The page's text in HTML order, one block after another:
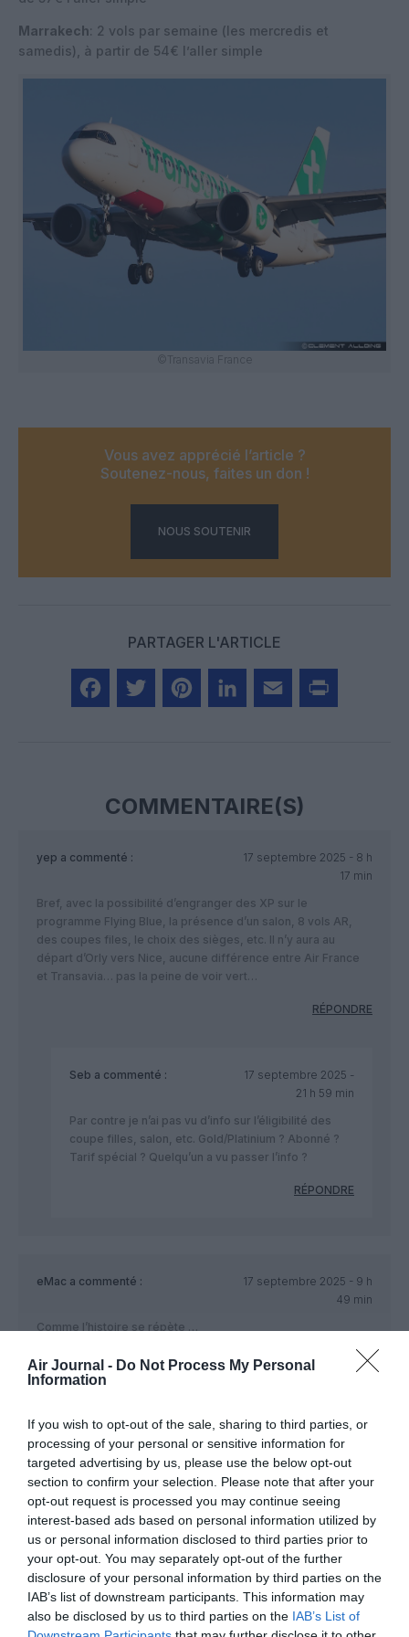
Air Journal - Do Not Process My Personal
Information
If you wish to opt-out of the sale, sharing to third parties, or
processing of your personal or sensitive information for
targeted advertising by us, please use the below opt-out
section to confirm your selection. Please note that after your
opt-out request is processed you may continue seeing
interest-based ads based on personal information utilized by
us or personal information disclosed to third parties prior to
your opt-out. You may separately opt-out of the further
disclosure of your personal information by third parties on the
IAB’s list of downstream participants. This information may
also be disclosed by us to third parties on the IAB’s List of
Marrakech: 2 vols par semaine (les mercredis et
samedis), à partir de 54€ l’aller simple
©Transavia France
Vous avez apprécié l’article ?
Soutenez-nous, faites un don !
NOUS SOUTENIR
PARTAGER L'ARTICLE
COMMENTAIRE(S)
yep a commenté :
17 septembre 2025 - 8 h
17 min
Bref, avec la possibilité d’engranger des XP sur le
programme Flying Blue, la présence d’un salon, 8 vols AR,
des coupes files, le choix des sièges, etc. Il n’y aura au
départ d’Orly vers Nice, aucune différence entre Air France
et Transavia… pas la peine de voir vert…
RÉPONDRE
Seb a commenté :
17 septembre 2025 -
21 h 59 min
Par contre je n’ai pas vu d’info sur l’éligibilité des
coupe filles, salon, etc. Gold/Platinium ? Abonné ?
Tarif spécial ? Quelqu’un a vu passer l’info ?
RÉPONDRE
eMac a commenté :
17 septembre 2025 - 9 h
49 min
Comme l’histoire se répète …
A l’ouverture de la base PN à TLS, il y avait 7 avions. Les
destinations étaient déjà pro ou prou celles que Transavia
L’utilisation des coques était la navette, principalement, la
semaine et les “loisirs” le weekend.
TLS-SVL fonctionnait très bien. Destination week-end mais
aussi la liaison entre deux sites d’Airbus la semaine. Des
avions toujours pleins et sans concurrence.
TLS-RAK. Une merveille ! Le seul RAK rentable pour AF.
TLS-ORY. Je ne présente pas la navette. Une des 5 lignes
“best of” en recette sur MC.
TLS-ORN ou TLS-ALG. Uniquement l’été car, je cite “le
marché est trop restreint”. Curieusement ces avions ont un
excellent remplissage.